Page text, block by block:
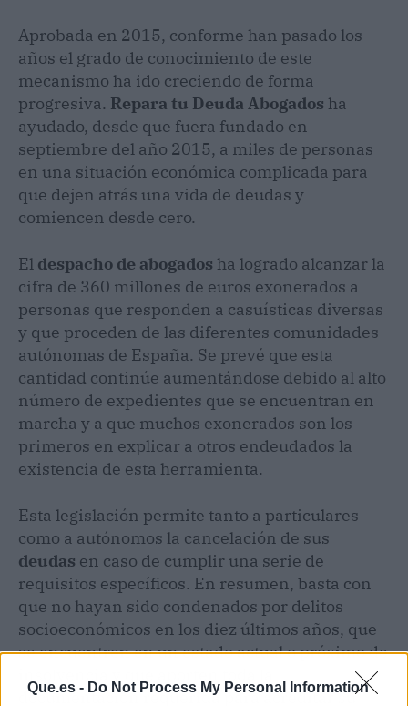
Que.es - Do Not Process My Personal Information
Aprobada en 2015, conforme han pasado los
años el grado de conocimiento de este
mecanismo ha ido creciendo de forma
progresiva. Repara tu Deuda Abogados ha
ayudado, desde que fuera fundado en
septiembre del año 2015, a miles de personas
en una situación económica complicada para
que dejen atrás una vida de deudas y
comiencen desde cero.
El despacho de abogados ha logrado alcanzar la
cifra de 360 millones de euros exonerados a
personas que responden a casuísticas diversas
y que proceden de las diferentes comunidades
autónomas de España. Se prevé que esta
cantidad continúe aumentándose debido al alto
número de expedientes que se encuentran en
marcha y a que muchos exonerados son los
primeros en explicar a otros endeudados la
existencia de esta herramienta.
Esta legislación permite tanto a particulares
como a autónomos la cancelación de sus
deudas en caso de cumplir una serie de
requisitos específicos. En resumen, basta con
que no hayan sido condenados por delitos
socioeconómicos en los diez últimos años, que
se encuentren en un estado actual o próximo de
documentación requerida para acreditar su